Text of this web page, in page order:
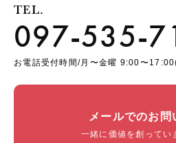
TEL.
097-535-
お電話受付時間/月〜金曜 9:00〜
メールでのお問
一緒に価値を創ってい